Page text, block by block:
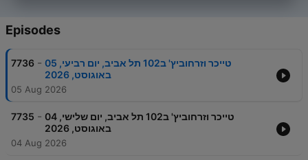
Episodes
7736 - טייכר וזרחוביץ' ב102 תל אביב, יום רביעי, 05
באוגוסט, 2026
05 Aug 2026
7735 - טייכר וזרחוביץ' ב102 תל אביב, יום שלישי, 04
באוגוסט, 2026
04 Aug 2026